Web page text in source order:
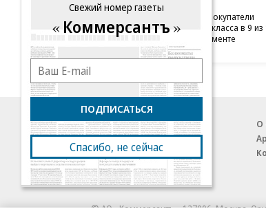
Тренд на лояльность: покупатели
недвижимости бизнес-класса в 9 из
случаев остаются в сегменте
Благотворительный фонд
18+ реклама
О
© АО «Коммерсантъ». 127006, Москва,
Свежий номер газеты
Коммерсантъ
ПОДПИСАТЬСЯ
Спасибо, не сейчас